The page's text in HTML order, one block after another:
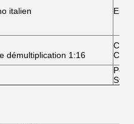
italien
démultiplication 1:16